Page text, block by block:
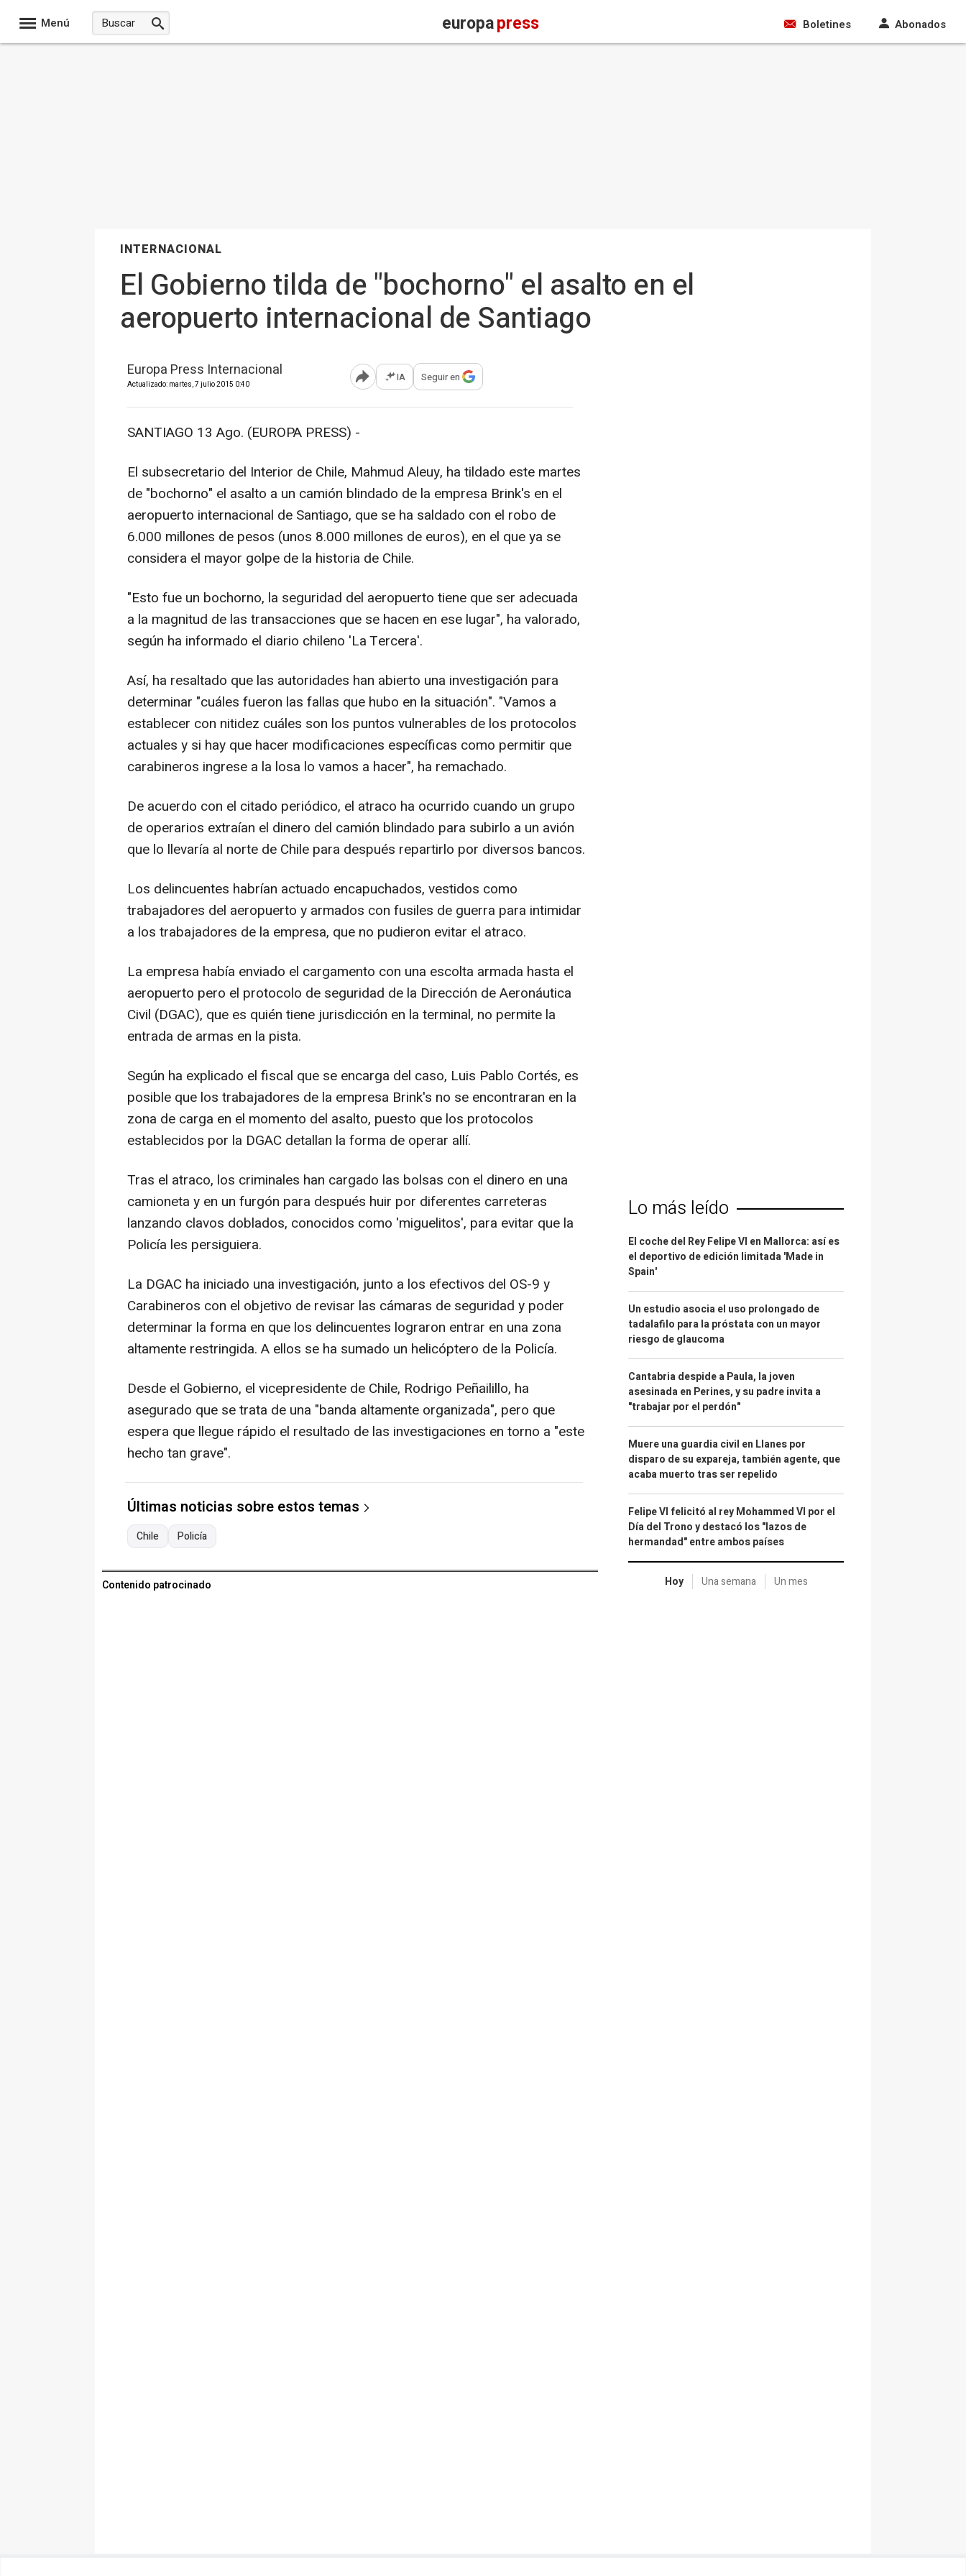
Menú europapress Boletines Abonados
INTERNACIONAL
El Gobierno tilda de "bochorno" el asalto en el
aeropuerto internacional de Santiago
Europa Press Internacional
Actualizado: martes, 7 julio 2015 0:40 Abrir opciones para compartir
IA Seguir en
SANTIAGO 13 Ago. (EUROPA PRESS) -
El subsecretario del Interior de Chile, Mahmud Aleuy, ha tildado este martes
de "bochorno" el asalto a un camión blindado de la empresa Brink's en el
aeropuerto internacional de Santiago, que se ha saldado con el robo de
6.000 millones de pesos (unos 8.000 millones de euros), en el que ya se
considera el mayor golpe de la historia de Chile.
"Esto fue un bochorno, la seguridad del aeropuerto tiene que ser adecuada
a la magnitud de las transacciones que se hacen en ese lugar", ha valorado,
según ha informado el diario chileno 'La Tercera'.
Así, ha resaltado que las autoridades han abierto una investigación para
determinar "cuáles fueron las fallas que hubo en la situación". "Vamos a
establecer con nitidez cuáles son los puntos vulnerables de los protocolos
actuales y si hay que hacer modificaciones específicas como permitir que
carabineros ingrese a la losa lo vamos a hacer", ha remachado.
De acuerdo con el citado periódico, el atraco ha ocurrido cuando un grupo
de operarios extraían el dinero del camión blindado para subirlo a un avión
que lo llevaría al norte de Chile para después repartirlo por diversos bancos.
Los delincuentes habrían actuado encapuchados, vestidos como
trabajadores del aeropuerto y armados con fusiles de guerra para intimidar
a los trabajadores de la empresa, que no pudieron evitar el atraco.
La empresa había enviado el cargamento con una escolta armada hasta el
aeropuerto pero el protocolo de seguridad de la Dirección de Aeronáutica
Civil (DGAC), que es quién tiene jurisdicción en la terminal, no permite la
entrada de armas en la pista.
Según ha explicado el fiscal que se encarga del caso, Luis Pablo Cortés, es
posible que los trabajadores de la empresa Brink's no se encontraran en la
zona de carga en el momento del asalto, puesto que los protocolos
establecidos por la DGAC detallan la forma de operar allí.
Tras el atraco, los criminales han cargado las bolsas con el dinero en una
camioneta y en un furgón para después huir por diferentes carreteras
lanzando clavos doblados, conocidos como 'miguelitos', para evitar que la
Policía les persiguiera.
La DGAC ha iniciado una investigación, junto a los efectivos del OS-9 y
Carabineros con el objetivo de revisar las cámaras de seguridad y poder
determinar la forma en que los delincuentes lograron entrar en una zona
altamente restringida. A ellos se ha sumado un helicóptero de la Policía.
Desde el Gobierno, el vicepresidente de Chile, Rodrigo Peñailillo, ha
asegurado que se trata de una "banda altamente organizada", pero que
espera que llegue rápido el resultado de las investigaciones en torno a "este
hecho tan grave".
Últimas noticias sobre estos temas
Chile Policía
Contenido patrocinado
Lo más leído
El coche del Rey Felipe VI en Mallorca: así es
el deportivo de edición limitada 'Made in
Spain'
Un estudio asocia el uso prolongado de
tadalafilo para la próstata con un mayor
riesgo de glaucoma
Cantabria despide a Paula, la joven
asesinada en Perines, y su padre invita a
"trabajar por el perdón"
Muere una guardia civil en Llanes por
disparo de su expareja, también agente, que
acaba muerto tras ser repelido
Felipe VI felicitó al rey Mohammed VI por el
Día del Trono y destacó los "lazos de
hermandad" entre ambos países
Hoy Una semana Un mes